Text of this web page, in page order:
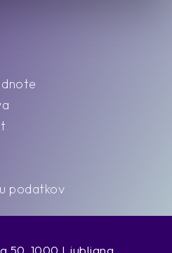
podatkov